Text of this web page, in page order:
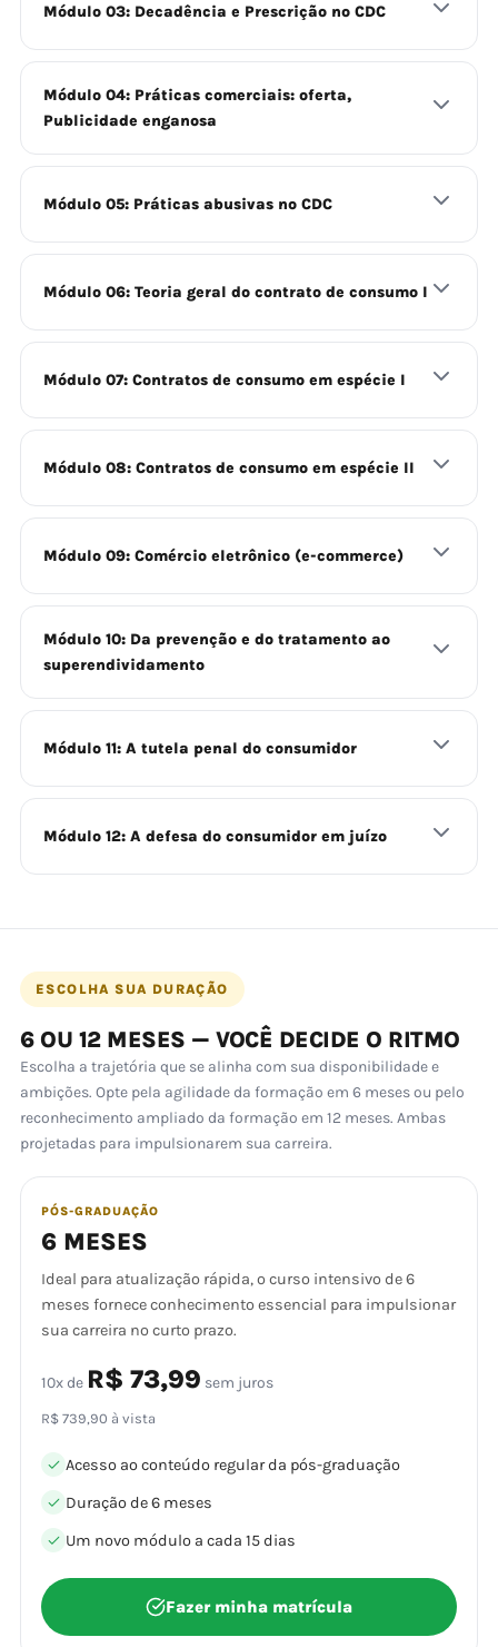
Módulo 03: Decadência e Prescrição no CDC
Módulo 04: Práticas comerciais: oferta,
Publicidade enganosa
Módulo 05: Práticas abusivas no CDC
Módulo 06: Teoria geral do contrato de consumo I
Módulo 07: Contratos de consumo em espécie I
Módulo 08: Contratos de consumo em espécie II
Módulo 09: Comércio eletrônico (e-commerce)
Módulo 10: Da prevenção e do tratamento ao
superendividamento
Módulo 11: A tutela penal do consumidor
Módulo 12: A defesa do consumidor em juízo
ESCOLHA SUA DURAÇÃO
6 OU 12 MESES — VOCÊ DECIDE O RITMO
Escolha a trajetória que se alinha com sua disponibilidade e
ambições. Opte pela agilidade da formação em 6 meses ou pelo
reconhecimento ampliado da formação em 12 meses. Ambas
projetadas para impulsionarem sua carreira.
PÓS-GRADUAÇÃO
6 MESES
Ideal para atualização rápida, o curso intensivo de 6
meses fornece conhecimento essencial para impulsionar
sua carreira no curto prazo.
10x de R$ 73,99 sem juros
R$ 739,90 à vista
Acesso ao conteúdo regular da pós-graduação
Duração de 6 meses
Um novo módulo a cada 15 dias
Fazer minha matrícula